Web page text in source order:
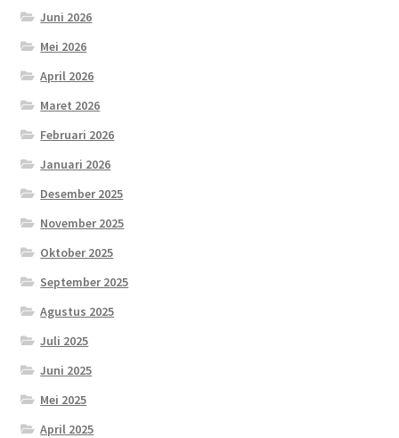
Juni 2026
Mei 2026
April 2026
Maret 2026
Februari 2026
Januari 2026
Desember 2025
November 2025
Oktober 2025
September 2025
Agustus 2025
Juli 2025
Juni 2025
Mei 2025
April 2025